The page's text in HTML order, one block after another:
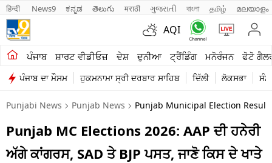
हिन्दी News9 ಕನ್ನಡ తెలుగు मराठी ગુજરાતી বাংলা தமிழ் മലയാളം
AQI
ਪੰਜਾਬ ਸ਼ਾਰਟ ਵੀਡੀਓਜ਼ ਦੇਸ਼ ਦੁਨੀਆ ਟ੍ਰੈਂਡਿੰਗ ਮਨੋਰੰਜਨ ਫੋਟੋ
ਪੰਜਾਬ ਦਾ ਮੌਸਮ ਹੁਕਮਨਾਮਾ ਸ੍ਰੀ ਦਰਬਾਰ ਸਾਹਿਬ ਦਿੱਲੀ ਲੋਕਸਭਾ
ਖੇਤੀਬਾੜੀ
ਸ਼ਾਰਟ ਵੀਡੀਓਜ਼
ਕਾਰੋਬਾਰ
ਕਰਿਅਰ
Punjabi News Punjab News Punjab Municipal Election
Punjab MC Elections 2026: AAP ਦੀ ਹਨੇਰੀ
ਅੱਗੇ ਕਾਂਗਰਸ, SAD ਤੇ BJP ਪਸਤ, ਜਾਣੋ ਕਿਸ ਦੇ ਖਾਤੇ